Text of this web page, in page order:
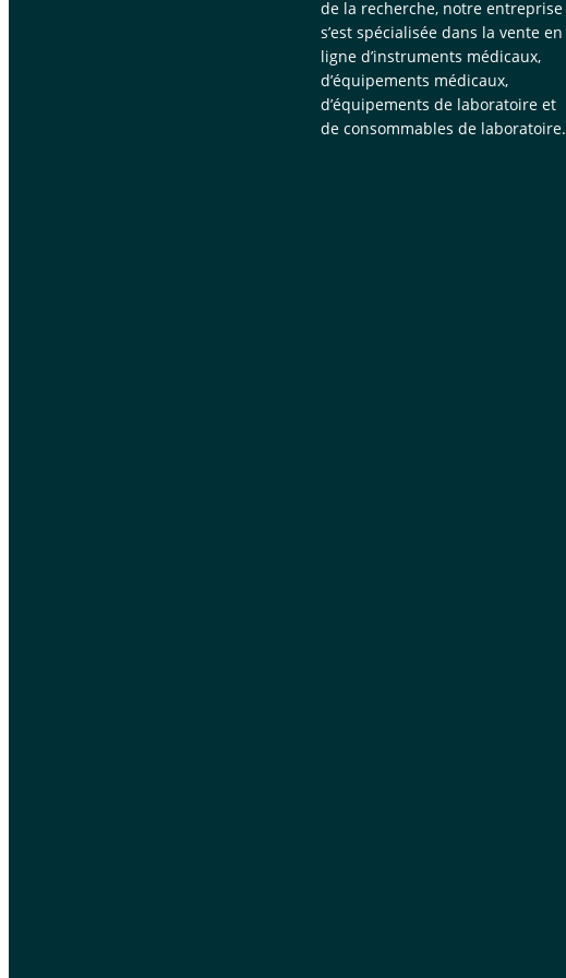
de la recherche, notre entreprise
s’est spécialisée dans la vente en
ligne d’instruments médicaux,
d’équipements médicaux,
d’équipements de laboratoire et
de consommables de laboratoire.